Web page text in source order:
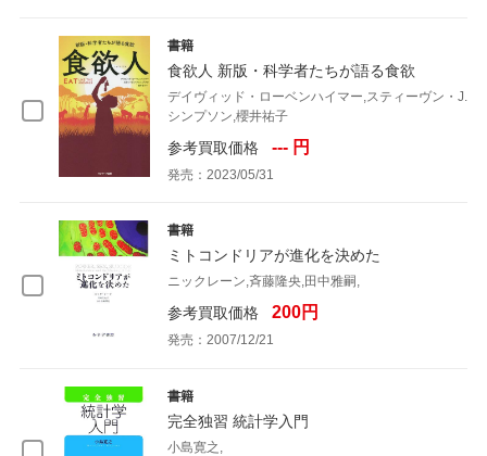
書籍
食欲人 新版・科学者たちが語る食欲
デイヴィッド・ローベンハイマー,スティーヴン・J.
シンプソン,櫻井祐子
参考買取価格 --- 円
発売：2023/05/31
書籍
ミトコンドリアが進化を決めた
ニックレーン,斉藤隆央,田中雅嗣,
参考買取価格 200円
発売：2007/12/21
書籍
完全独習 統計学入門
小島寛之,